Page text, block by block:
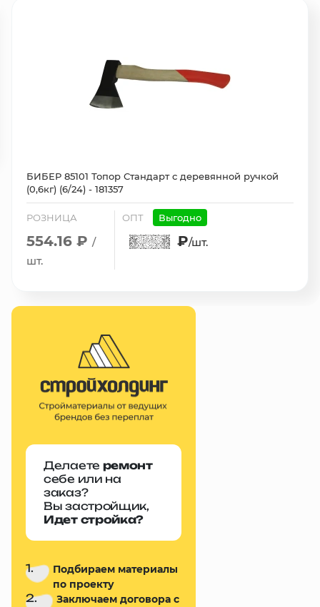
БИБЕР 85101 Топор Стандарт с деревянной ручкой
(0,6кг) (6/24) - 181357
РОЗНИЦА
554.16 ₽ /
шт.
ОПТ Выгодно
₽/шт.
Делаете ремонт
себе или на
заказ?
Вы застройщик,
Идет стройка?
1.
Подбираем материалы
по проекту
2.
Заключаем договора с